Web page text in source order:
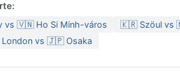
vs 🇻🇳 Ho Si Minh-város 🇰🇷 Szöul vs
vs 🇯🇵 Osaka